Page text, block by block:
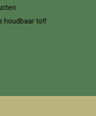
houdbaar tot!